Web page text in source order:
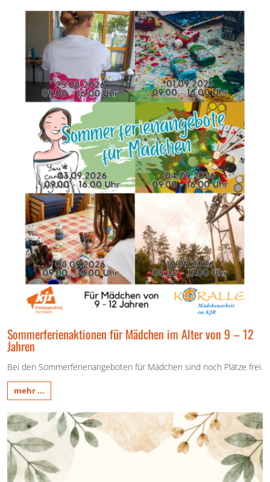
Sommerferienaktionen für Mädchen im Alter von 9 – 12
Jahren
Bei den Sommerferienangeboten für Mädchen sind noch Plätze frei.
mehr ...